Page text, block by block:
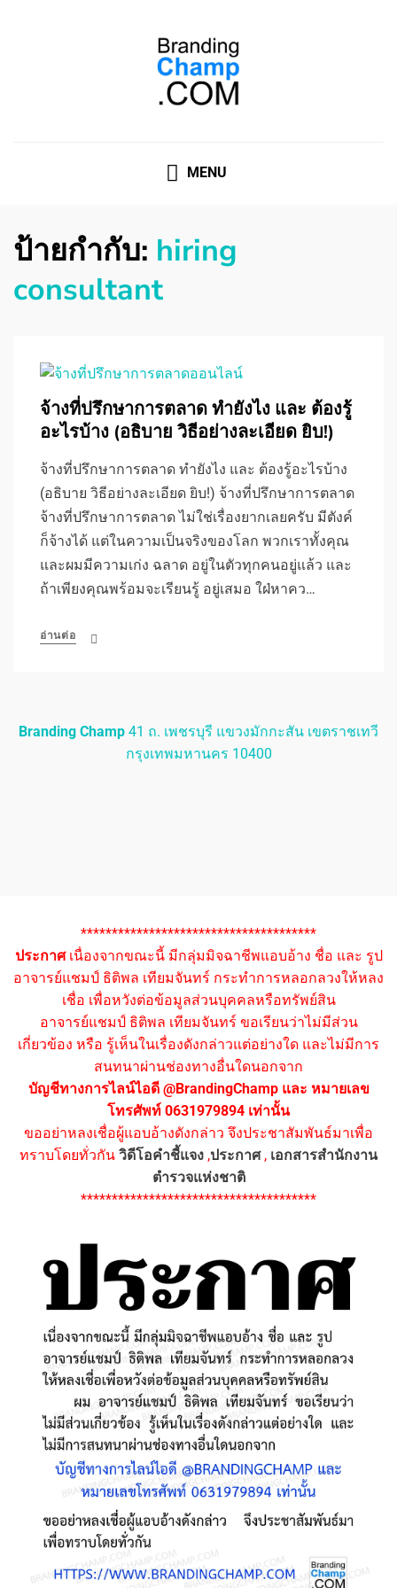
MENU
ป้ายกำกับ: hiring
consultant
จ้างที่ปรึกษาการตลาด ทำยังไง และ ต้องรู้
อะไรบ้าง (อธิบาย วิธีอย่างละเอียด ยิบ!)
จ้างที่ปรึกษาการตลาด ทำยังไง และ ต้องรู้อะไรบ้าง
(อธิบาย วิธีอย่างละเอียด ยิบ!) จ้างที่ปรึกษาการตลาด
จ้างที่ปรึกษาการตลาด ไม่ใช่เรื่องยากเลยครับ มีตังค์
ก็จ้างได้ แต่ในความเป็นจริงของโลก พวกเราทั้งคุณ
และผมมีความเก่ง ฉลาด อยู่ในตัวทุกคนอยู่แล้ว และ
ถ้าเพียงคุณพร้อมจะเรียนรู้ อยู่เสมอ ใฝ่หาคว…
อ่านต่อ
Branding Champ 41 ถ. เพชรบุรี แขวงมักกะสัน เขตราชเทวี
กรุงเทพมหานคร 10400
**************************************
ประกาศเนื่องจากขณะนี้ มีกลุ่มมิจฉาชีพแอบอ้าง ชื่อ และ รูป
อาจารย์แชมป์ ธิติพล เทียมจันทร์ กระทำการหลอกลวงให้หลง
เชื่อ เพื่อหวังต่อข้อมูลส่วนบุคคลหรือทรัพย์สิน
อาจารย์แชมป์ ธิติพล เทียมจันทร์ ขอเรียนว่าไม่มีส่วน
เกี่ยวข้อง หรือ รู้เห็นในเรื่องดังกล่าวแต่อย่างใด และไม่มีการ
สนทนาผ่านช่องทางอื่นใดนอกจาก
บัญชีทางการไลน์ไอดี @BrandingChamp และ หมายเลข
โทรศัพท์ 0631979894 เท่านั้น
ขออย่าหลงเชื่อผู้แอบอ้างดังกล่าว จึงประชาสัมพันธ์มาเพื่อ
ทราบโดยทั่วกัน วิดีโอคำชี้แจง ,ประกาศ, เอกสารสำนักงาน
ตำรวจแห่งชาติ
**************************************